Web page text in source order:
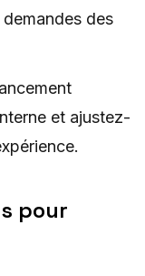
des
et ajustez-
pour